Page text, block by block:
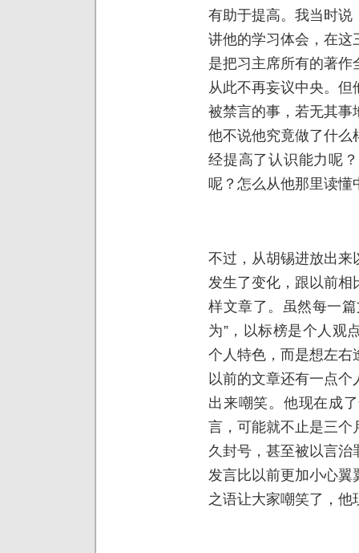
有助于提高。我当时说
讲他的学习体会，在这
是把习主席所有的著
从此不再妄议中央。
被禁言的事，若无其事
他不说他究竟做了什么
经提高了认识能力呢
呢？怎么从他那里读懂
不过，从胡锡进放出来
发生了变化，跟以前相
样文章了。虽然每一
为”，以标榜是个人观
个人特色，而是想左右
以前的文章还有一点
出来嘲笑。他现在成
言，可能就不止是三个
久封号，甚至被以言
发言比以前更加小心翼
之语让大家嘲笑了，